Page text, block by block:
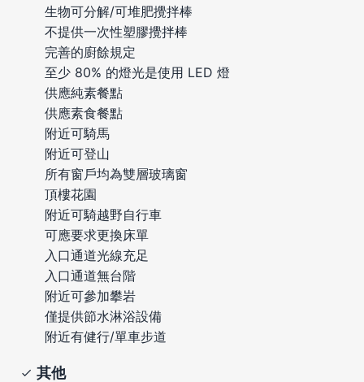
生物可分解/可堆肥攪拌棒
不提供一次性塑膠攪拌棒
完善的廚餘規定
至少 80% 的燈光是使用 LED 燈
供應純素餐點
供應素食餐點
附近可騎馬
附近可登山
所有窗戶均為雙層玻璃窗
頂樓花園
附近可騎越野自行車
可應要求更換床單
入口通道光線充足
入口通道無台階
附近可參加攀岩
僅提供節水淋浴設備
附近有健行/單車步道
其他